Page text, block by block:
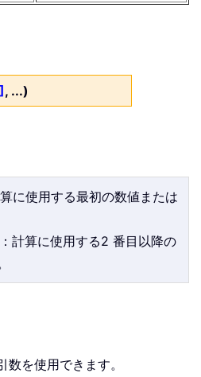
, ...)
算に使用する最初の数値または
：計算に使用する2 番目以降の
を使用できます。